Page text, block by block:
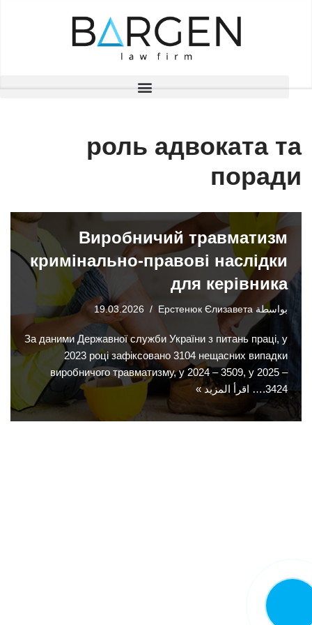
роль адвоката та
поради
Виробничий травматизм
кримінально-правові наслідки
для керівника
بواسطة Ерстенюк Єлизавета
19.03.2026
За даними Державної служби України з питань праці, у
2023 році зафіксовано 3104 нещасних випадки
виробничого травматизму, у 2024 – 3509, у 2025 –
3424.…
اقرأ المزيد »